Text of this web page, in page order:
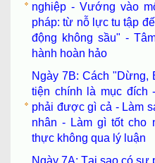
nghiệp - Vướng vào
pháp: từ nỗ lực tu tập
động không sầu" -
hành hoàn hảo
Ngày 7B: Cách "Dừng,
tiện chính là mục đích
phải được gì cả - Làm
nhân - Làm gì tốt cho
thực không qua lý luận
Ngày 7A: Tại sao có sự